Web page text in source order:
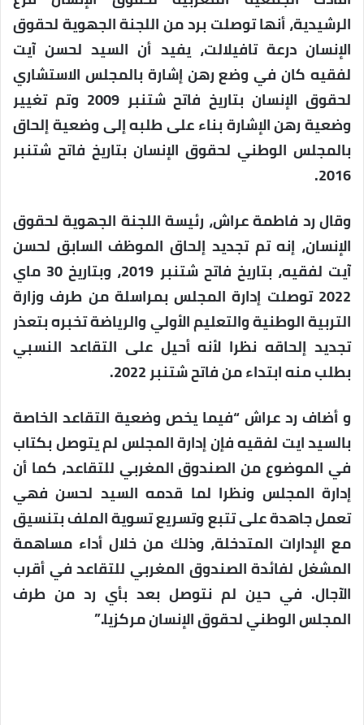
الرشيدية، أنها توصلت برد من اللجنة الجهوية لحقوق
الإنسان درعة تافيلالت، يفيد أن السيد لحسن آيت
لفقيه كان في وضع رهن إشارة بالمجلس الاستشاري
لحقوق الإنسان بتاريخ فاتح شتنبر 2009 وتم تغيير
وضعية رهن الإشارة بناء على طلبه إلى وضعية إلحاق
بالمجلس الوطني لحقوق الإنسان بتاريخ فاتح شتنبر
2016.
وقال رد فاطمة عراش، رئيسة اللجنة الجهوية لحقوق
الإنسان، إنه تم تجديد إلحاق الموظف السابق لحسن
آيت لفقيه، بتاريخ فاتح شتنبر 2019، وبتاريخ 30 ماي
2022 توصلت إدارة المجلس بمراسلة من طرف وزارة
التربية الوطنية والتعليم الأولي والرياضة تخبره بتعذر
تجديد إلحاقه نظرا لأنه أحيل على التقاعد النسبي
بطلب منه ابتداء من فاتح شتنبر 2022.
و أضاف رد عراش “فيما يخص وضعية التقاعد الخاصة
بالسيد ايت لفقيه فإن إدارة المجلس لم يتوصل بكتاب
في الموضوع من الصندوق المغربي للتقاعد، كما أن
إدارة المجلس ونظرا لما قدمه السيد لحسن فهي
تعمل جاهدة على تتبع وتسريع تسوية الملف بتنسيق
مع الإدارات المتدخلة، وذلك من خلال أداء مساهمة
المشغل لفائدة الصندوق المغربي للتقاعد في أقرب
الآجال. في حين لم نتوصل بعد بأي رد من طرف
المجلس الوطني لحقوق الإنسان مركزيا.”